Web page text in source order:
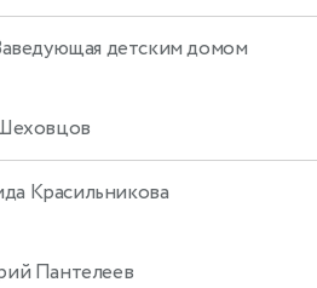
детским домом
Красильникова
Пантелеев